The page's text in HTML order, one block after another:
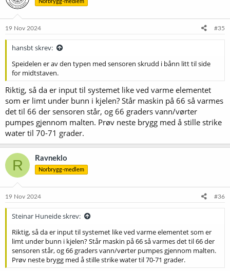
j
o
e
Norbrygg-medlem
19 Nov 2024 #35
hansbt skrev:
Speidelen er av den typen med sensoren skrudd i bånn litt til side
for midtstaven.
Riktig, så da er input til systemet like ved varme elementet
som er limt under bunn i kjelen? Står maskin på 66 så varmes
det til 66 der sensoren står, og 66 graders vann/vørter
pumpes gjennom malten. Prøv neste brygg med å stille strike
water til 70-71 grader.
R Ravneklo
Norbrygg-medlem
19 Nov 2024 #36
Steinar Huneide skrev:
Riktig, så da er input til systemet like ved varme elementet som er
limt under bunn i kjelen? Står maskin på 66 så varmes det til 66 der
sensoren står, og 66 graders vann/vørter pumpes gjennom malten.
Prøv neste brygg med å stille strike water til 70-71 grader.